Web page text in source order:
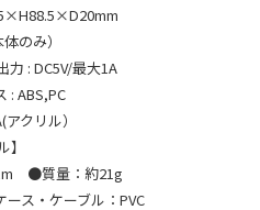
のみ）
: DC5V/最大1A
: ABS,PC
クリル）
】
●質量：約21g
ス・ケーブル：PVC